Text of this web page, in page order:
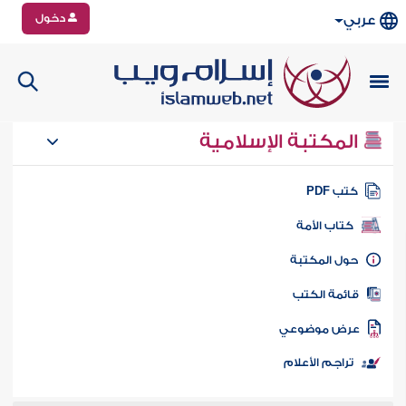
عربي دخول
المكتبة الإسلامية
كتب PDF
كتاب الأمة
المكتبة
الكتب
موضوعي